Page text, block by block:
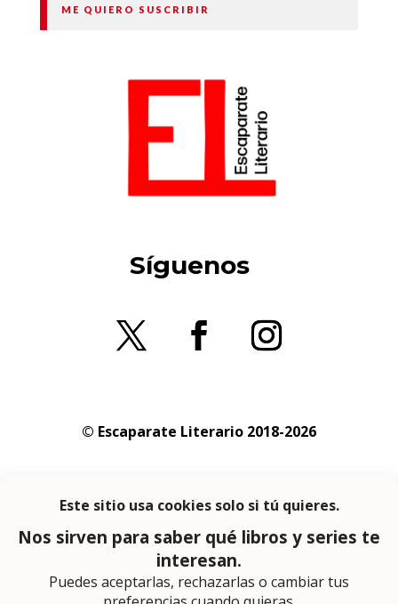
ME QUIERO SUSCRIBIR
Síguenos
© Escaparate Literario 2018-2026
privacidad
En calidad de afiliado de Amazon obtengo